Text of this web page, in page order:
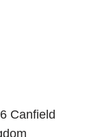
Canfield